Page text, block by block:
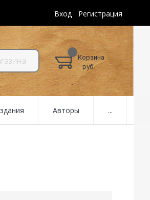
Вход Регистрация
Корзина
руб.
Авторы ...